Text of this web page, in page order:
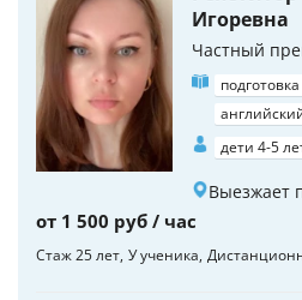
Игоревна
Частный
дети 4-5
Выезжает
от 1 500 руб / час
Стаж 25 лет У ученика